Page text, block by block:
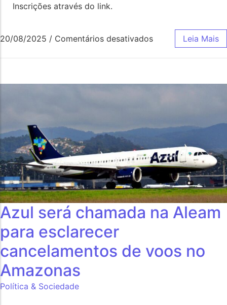
Inscrições através do link.
20/08/2025 / Comentários desativados Leia Mais
Azul será chamada na Aleam
para esclarecer
cancelamentos de voos no
Amazonas
Política & Sociedade